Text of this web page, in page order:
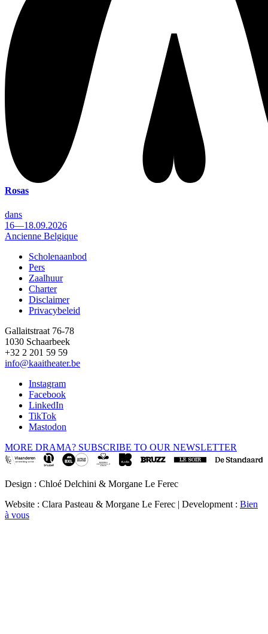
Rosas
dans
16—18.09.2026
Ancienne Belgique
Footer
Scholenaanbod
Pers
Zaalhuur
Charter
Disclaimer
Privacybeleid
Gallaitstraat 76-78
1030 Schaarbeek
+32 2 201 59 59
info@kaaitheater.be
Instagram
Facebook
LinkedIn
TikTok
Mastodon
MORE DRAMA? SUBSCRIBE TO OUR NEWSLETTER
Design : Chloé Delchini & Morgane Le Ferec
Website : Clara Pasteau & Morgane Le Ferec | Development : Bien
à vous